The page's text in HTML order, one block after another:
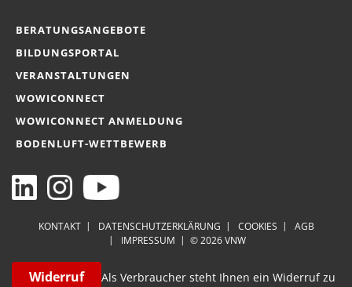
BERATUNGSANGEBOTE
BILDUNGSPORTAL
VERANSTALTUNGEN
WOWICONNECT
WOWICONNECT ANMELDUNG
BODENLUFT-WETTBEWERB
KONTAKT DATENSCHUTZERKLÄRUNG COOKIES
AGB
IMPRESSUM
© 2026 VNW
Widerruf Als Verbraucher steht Ihnen ein Widerruf zu